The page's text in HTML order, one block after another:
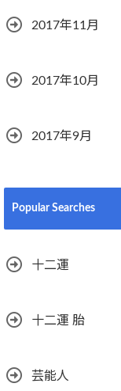
2017年11月
2017年10月
2017年9月
Popular Searches
十二運
十二運 胎
芸能人